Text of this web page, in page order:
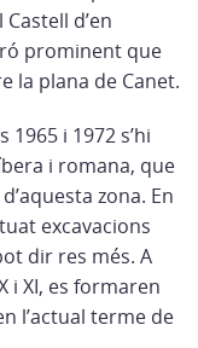
d’en
prominent que
la plana de Canet.
1965 i 1972 s’hi
i romana, que
zona. En
excavacions
dir res més. A
i XI, es formaren
l’actual terme de